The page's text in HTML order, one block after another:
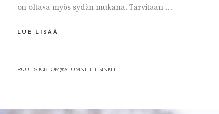
on oltava myös sydän mukana. Tarvitaan …
LUE LISÄÄ
PÄÄTÖKSENTEOSSA
BY
RUUT.SJOBLOM@ALUMNI.HELSINKI.FI